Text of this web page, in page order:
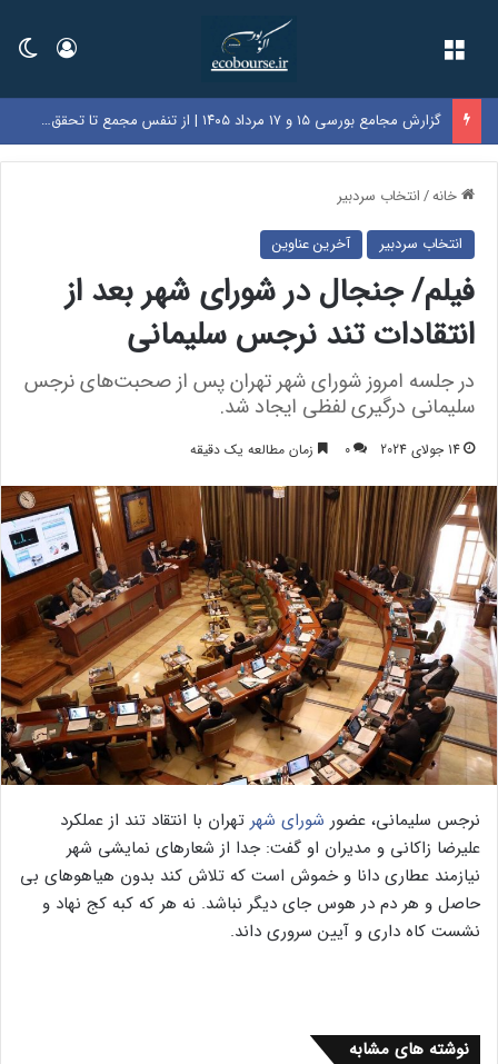
ورود
گزارش مجامع بورسی ۱۵ و ۱۷ مرداد ۱۴۰۵ | از تنفس مجمع تا تحقق زیان ۷۲۰ ریالی در این نماد‌ها
خانه/انتخاب سردبیر
انتخاب سردبیر آخرین عناوین
فیلم/ جنجال در شورای شهر بعد از
انتقادات تند نرجس سلیمانی
در جلسه امروز شورای شهر تهران پس از صحبت‌های نرجس
سلیمانی درگیری لفظی ایجاد شد.
14 جولای 2024 0 زمان مطالعه یک دقیقه
نرجس سلیمانی، عضور شورای شهر تهران با انتقاد تند از عملکرد
علیرضا زاکانی و مدیران او گفت: جدا از شعارهای نمایشی شهر
نیازمند عطاری دانا و خموش است که تلاش کند بدون هیاهوهای بی
حاصل و هر دم در هوس جای دیگر نباشد. نه هر که کبه کج نهاد و
نشست کاه داری و آیین سروری داند.
نوشته های مشابه